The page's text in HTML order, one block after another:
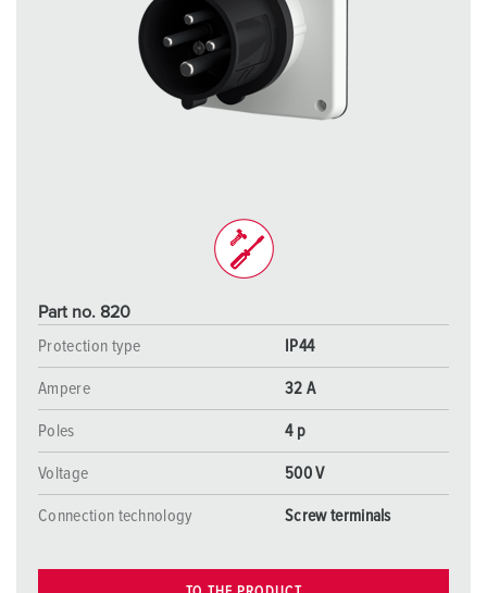
Part no. 820
Protection type
IP44
Ampere 32 A
Poles 4 p
Voltage 500 V
Connection technology Screw terminals